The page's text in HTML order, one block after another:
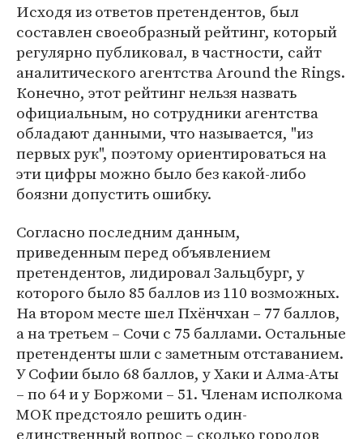
Исходя из ответов претендентов, был
составлен своеобразный рейтинг, который
регулярно публиковал, в частности, сайт
аналитического агентства Around the Rings.
Конечно, этот рейтинг нельзя назвать
официальным, но сотрудники агентства
обладают данными, что называется, "из
первых рук", поэтому ориентироваться на
эти цифры можно было без какой-либо
боязни допустить ошибку.
Согласно последним данным,
приведенным перед объявлением
претендентов, лидировал Зальцбург, у
которого было 85 баллов из 110 возможных.
На втором месте шел Пхёнчхан – 77 баллов,
а на третьем – Сочи с 75 баллами. Остальные
претенденты шли с заметным отставанием.
У Софии было 68 баллов, у Хаки и Алма-Аты
– по 64 и у Боржоми – 51. Членам исполкома
МОК предстояло решить один-
единственный вопрос – сколько городов